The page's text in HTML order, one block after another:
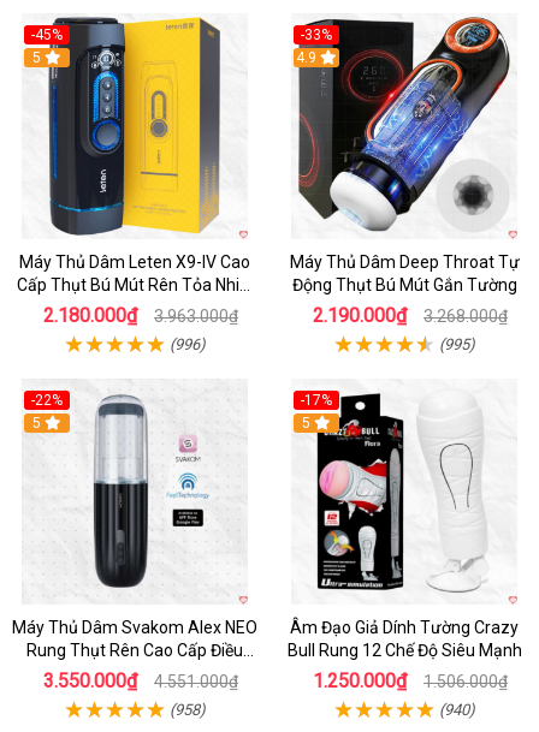
-45%
Hot
5
Máy Thủ Dâm Leten X9-IV Cao
Cấp Thụt Bú Mút Rên Tỏa Nhiệt
Sạc Pin
2.180.000₫ 3.963.000₫
(996)
-33%
Hot
4.9
Máy Thủ Dâm Deep Throat Tự
Động Thụt Bú Mút Gắn Tường
2.190.000₫ 3.268.000₫
(995)
-22%
5
Máy Thủ Dâm Svakom Alex NEO
Rung Thụt Rên Cao Cấp Điều
Khiển App
3.550.000₫ 4.551.000₫
(958)
-17%
5
Âm Đạo Giả Dính Tường Crazy
Bull Rung 12 Chế Độ Siêu Mạnh
1.250.000₫ 1.506.000₫
(940)